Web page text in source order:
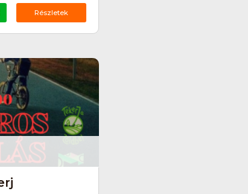
Részletek